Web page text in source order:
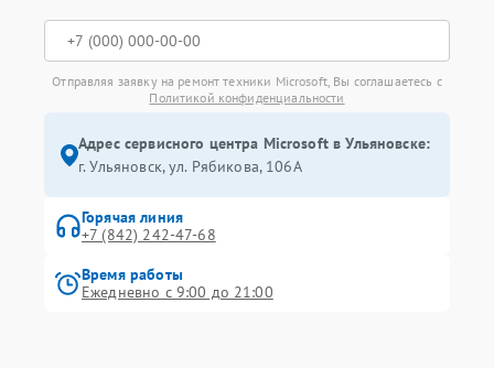
Отправляя заявку на ремонт техники Microsoft, Вы соглашаетесь с
Политикой конфиденциальности
Адрес сервисного центра Microsoft в Ульяновске:
г. Ульяновск, ул. Рябикова, 106А
Горячая линия
+7 (842) 242-47-68
Время работы
Ежедневно с 9:00 до 21:00